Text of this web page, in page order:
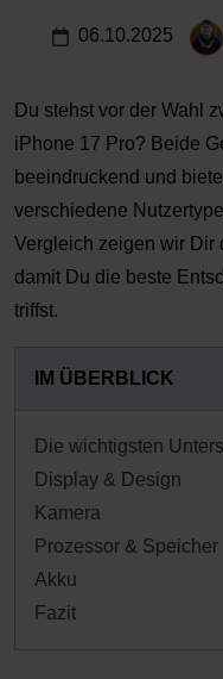
06.10.2025
Du stehst vor der Wahl
iPhone 17 Pro? Beide
beeindruckend und
verschiedene
Vergleich zeigen wir Dir
damit Du die beste
triffst.
IM ÜBERBLICK
Die wichtigsten
Display & Design
Kamera
Prozessor & Speicher
Akku
Fazit